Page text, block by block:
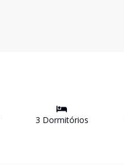
3 Dormitórios